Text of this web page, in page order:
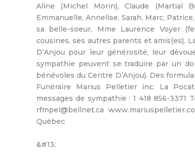
Aline (Michel Morin), Claude (Martial
Emmanuelle, Annelise, Sarah, Marc,
sa belle-soeur, Mme Laurence Voyer
cousines, ses autres parents et amis(es).
D’Anjou pour leur générosité, leur
sympathie peuvent se traduire par un
bénévoles du Centre D’Anjou). Des
Funéraire Marius Pelletier inc. La
messages de sympathie : 1 418 856-3371
rfmpel@bellnet.ca
Québec
&#13;